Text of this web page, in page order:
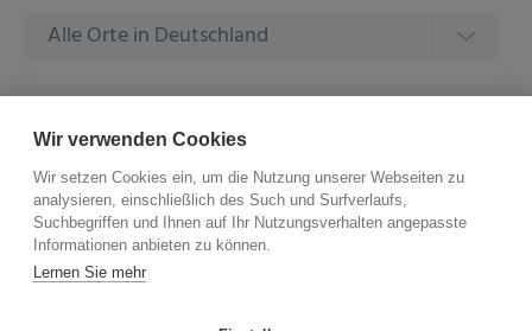
Alle Orte in Deutschland
Alle Amtsgerichte in Deutschland
©2026 –ZVG Termine.Alle Rechte Vorbehalten.
Wir verwenden Cookies
Wir setzen Cookies ein, um die Nutzung unserer Webseiten zu
analysieren, einschließlich des Such und Surfverlaufs,
Suchbegriffen und Ihnen auf Ihr Nutzungsverhalten angepasste
Informationen anbieten zu können.
Lernen Sie mehr